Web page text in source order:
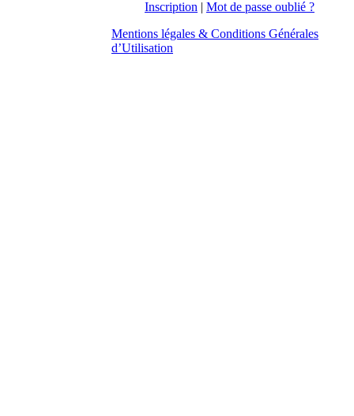
Inscription | Mot de passe oublié ?
Mentions légales & Conditions Générales
d’Utilisation